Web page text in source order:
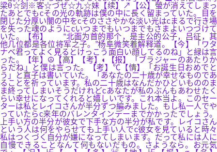
梁θ☆剑※客☆づぜ☆九☆妹【续】↗【公】螢が消えてしまっ
たあとでもcその光の軌跡は僕の中に長く留まっていた。目を
閉じた分厚い闇の中をcそのささやかな淡い光はcまるで行き場
を失った魂のようにcいつまでもいつまでもさまよいつづけて
いた。【布】 “北面为首的那个，是主公的公子，吕征，其
他几位都是各位将军之子。”杨阜微笑着解释道。【今】「ワタ
ナベ君ってよく見るとけっこう面白い顔してるのね」と緑は言
った。【年】☮【高】【考】◐【报】「ブラジャーのあたりか
らだね」と僕は言った。【考】℃【情】「お誕生日おめでと
う」と直子は書いていた。「あなたの二十歳が幸せなものであ
ることを祈っています。私の二十歳はなんだかひどいもののま
ま終ってしまいそうだけれどcあなたが私のぶんもあわせたく
らい幸せになってくれると嬉しいです。これ本当よ。このセー
ターは私とレイコさんが半分ずつ編みました。もし私一人でや
っていたらc来年のバレンタインデーまでかかったでしょう。
上手い方の半分が彼女で下手な方の半分が私です。レイコさん
という人は何をやらせても上手い人でc彼女を見ていると時々
私はつくづく自分が嫌になってしまいます。だって私には人に
自慢できることなんて何もないだもの。さようなら。お元気